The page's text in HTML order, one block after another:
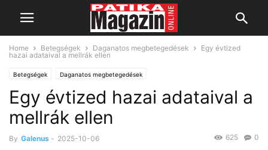
Home Betegségek Daganatos megbetegedések
Egy évtized
hazai adataival a mellrák ellen
Betegségek Daganatos megbetegedések
Egy évtized hazai adataival a
mellrák ellen
By Galenus - 2025-10-06 0
625